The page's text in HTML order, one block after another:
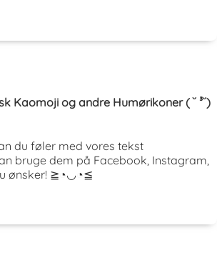
Kaomoji og andre Humørikoner ( ˘ ³˘)
du føler med vores tekst
bruge dem på Facebook, Instagram,
ønsker! ≧◔◡◔≦